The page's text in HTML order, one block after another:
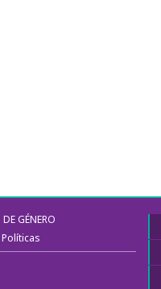
GÉNERO